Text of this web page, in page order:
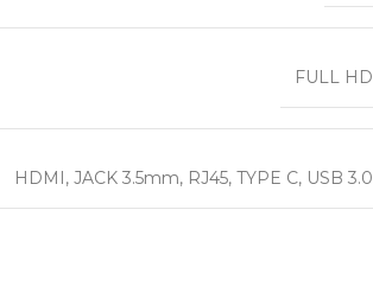
FULL HD
HDMI, JACK 3.5mm, RJ45, TYPE C, USB 3.0